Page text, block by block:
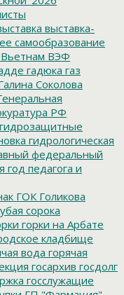
выставка-
самообразование
Вьетнам ВЭФ
гадюка газ
Соколова
РФ
гидрозащитные
гидрологическая
федеральный
год педагога и
ГОК Голикова
сорока
горки на Арбате
кладбище
вода горячая
госархив госдолг
госслужащие